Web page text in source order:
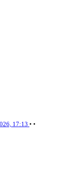
17:13 • •